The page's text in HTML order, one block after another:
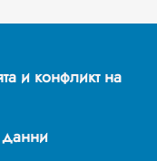
и конфликт на